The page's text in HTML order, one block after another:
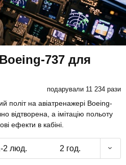
737 для
подарували 11 234 рази
політ на авіатренажері Boeing-
відтворена, а імітацію польоту
ефекти в кабіні.
2 люд. 2 год.